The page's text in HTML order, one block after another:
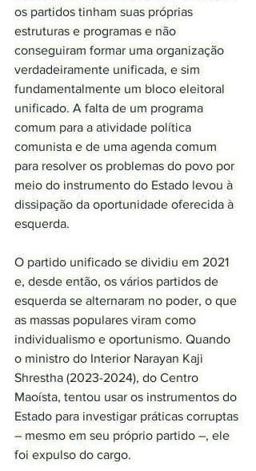
os partidos tinham suas próprias
estruturas e programas e não
conseguiram formar uma organização
verdadeiramente unificada, e sim
fundamentalmente um bloco eleitoral
unificado. A falta de um programa
comum para a atividade política
comunista e de uma agenda comum
para resolver os problemas do povo por
meio do instrumento do Estado levou à
dissipação da oportunidade oferecida à
esquerda.
O partido unificado se dividiu em 2021
e, desde então, os vários partidos de
esquerda se alternaram no poder, o que
as massas populares viram como
individualismo e oportunismo. Quando
o ministro do Interior Narayan Kaji
Shrestha (2023-2024), do Centro
Maoísta, tentou usar os instrumentos do
Estado para investigar práticas corruptas
– mesmo em seu próprio partido –, ele
foi expulso do cargo.